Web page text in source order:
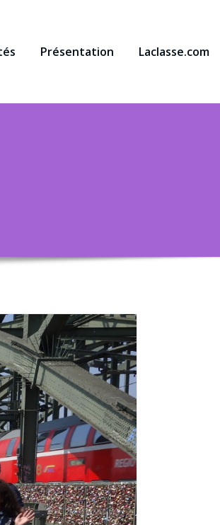
Présentation Laclasse.com